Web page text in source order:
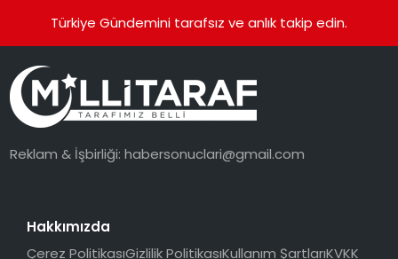
Türkiye Gündemini tarafsız ve anlık takip edin.
Reklam & İşbirliği:habersonuclari@gmail.com
Hakkımızda
Çerez PolitikasıGizlilik PolitikasıKullanım ŞartlarıKVKK